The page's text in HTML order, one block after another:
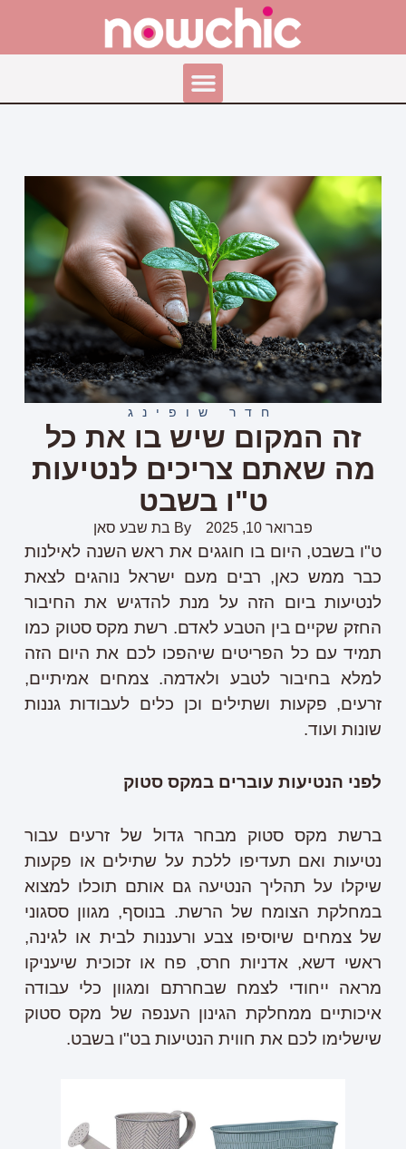
חדר שופינג
זה המקום שיש בו את כל
מה שאתם צריכים לנטיעות
ט"ו בשבט
פברואר 10, 2025 By בת שבע סאן
ט"ו בשבט, היום בו חוגגים את ראש השנה לאילנות
כבר ממש כאן, רבים מעם ישראל נוהגים לצאת
לנטיעות ביום הזה על מנת להדגיש את החיבור
החזק שקיים בין הטבע לאדם. רשת מקס סטוק כמו
תמיד עם כל הפריטים שיהפכו לכם את היום הזה
למלא בחיבור לטבע ולאדמה. צמחים אמיתיים,
זרעים, פקעות ושתילים וכן כלים לעבודות גננות
שונות ועוד.
לפני הנטיעות עוברים במקס סטוק
ברשת מקס סטוק מבחר גדול של זרעים עבור
נטיעות ואם תעדיפו ללכת על שתילים או פקעות
שיקלו על תהליך הנטיעה גם אותם תוכלו למצוא
במחלקת הצומח של הרשת. בנוסף, מגוון ססגוני
של צמחים שיוסיפו צבע ורעננות לבית או לגינה,
ראשי דשא, אדניות חרס, פח או זכוכית שיעניקו
מראה ייחודי לצמח שבחרתם ומגוון כלי עבודה
איכותיים ממחלקת הגינון הענפה של מקס סטוק
שישלימו לכם את חווית הנטיעות בט"ו בשבט.